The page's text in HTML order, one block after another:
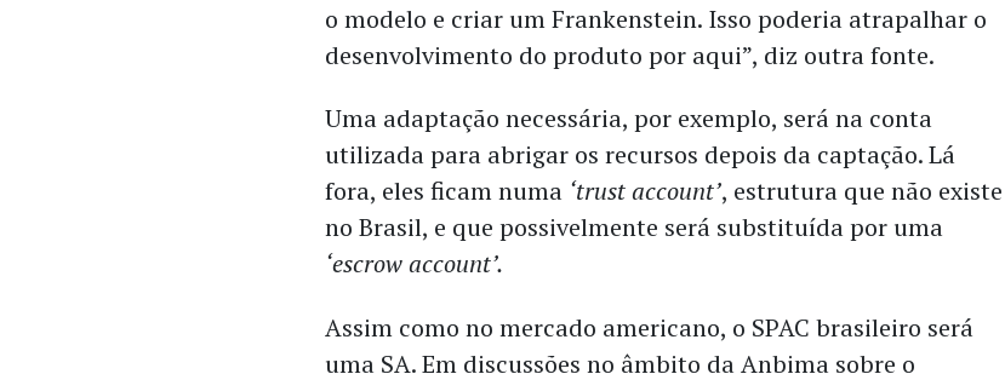
o modelo e criar um Frankenstein. Isso poderia atrapalhar o
desenvolvimento do produto por aqui”, diz outra fonte.
Uma adaptação necessária, por exemplo, será na conta
utilizada para abrigar os recursos depois da captação. Lá
fora, eles ficam numa ‘trust account’, estrutura que não existe
no Brasil, e que possivelmente será substituída por uma
‘escrow account’.
Assim como no mercado americano, o SPAC brasileiro será
uma SA. Em discussões no âmbito da Anbima sobre o